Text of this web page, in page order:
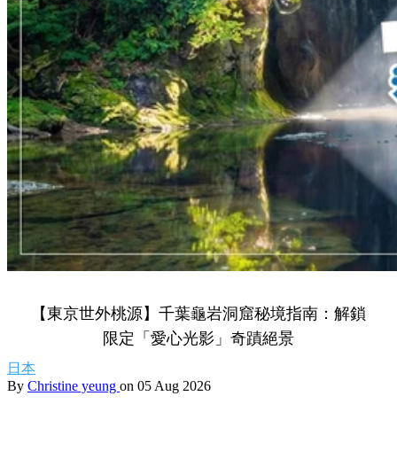
【東京世外桃源】千葉龜岩洞窟秘境指南：解鎖
限定「愛心光影」奇蹟絕景
日本
By Christine yeung on 05 Aug 2026